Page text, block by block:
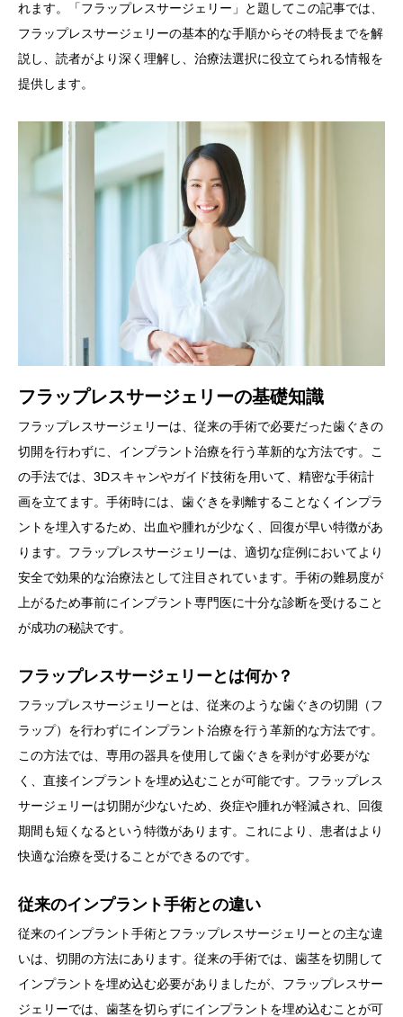
れます。「フラップレスサージェリー」と題してこの記事では、
フラップレスサージェリーの基本的な手順からその特長までを解
説し、読者がより深く理解し、治療法選択に役立てられる情報を
提供します。
フラップレスサージェリーの基礎知識
フラップレスサージェリーは、従来の手術で必要だった歯ぐきの
切開を行わずに、インプラント治療を行う革新的な方法です。こ
の手法では、3Dスキャンやガイド技術を用いて、精密な手術計
画を立てます。手術時には、歯ぐきを剥離することなくインプラ
ントを埋入するため、出血や腫れが少なく、回復が早い特徴があ
ります。フラップレスサージェリーは、適切な症例においてより
安全で効果的な治療法として注目されています。手術の難易度が
上がるため事前にインプラント専門医に十分な診断を受けること
が成功の秘訣です。
フラップレスサージェリーとは何か？
フラップレスサージェリーとは、従来のような歯ぐきの切開（フ
ラップ）を行わずにインプラント治療を行う革新的な方法です。
この方法では、専用の器具を使用して歯ぐきを剥がす必要がな
く、直接インプラントを埋め込むことが可能です。フラップレス
サージェリーは切開が少ないため、炎症や腫れが軽減され、回復
期間も短くなるという特徴があります。これにより、患者はより
快適な治療を受けることができるのです。
従来のインプラント手術との違い
従来のインプラント手術とフラップレスサージェリーとの主な違
いは、切開の方法にあります。従来の手術では、歯茎を切開して
インプラントを埋め込む必要がありましたが、フラップレスサー
ジェリーでは、歯茎を切らずにインプラントを埋め込むことが可